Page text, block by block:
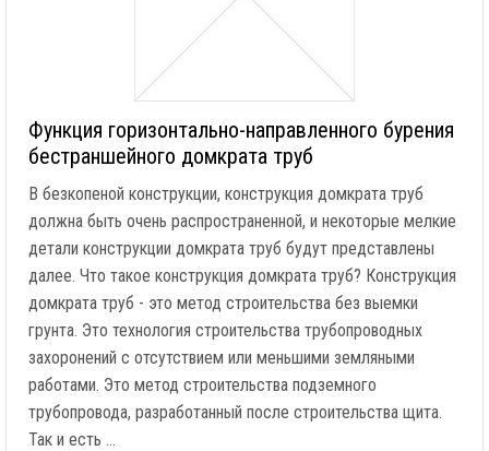
Функция горизонтально-направленного бурения
бестраншейного домкрата труб
В безкопеной конструкции, конструкция домкрата труб
должна быть очень распространенной, и некоторые мелкие
детали конструкции домкрата труб будут представлены
далее. Что такое конструкция домкрата труб? Конструкция
домкрата труб - это метод строительства без выемки
грунта. Это технология строительства трубопроводных
захоронений с отсутствием или меньшими земляными
работами. Это метод строительства подземного
трубопровода, разработанный после строительства щита.
Так и есть …